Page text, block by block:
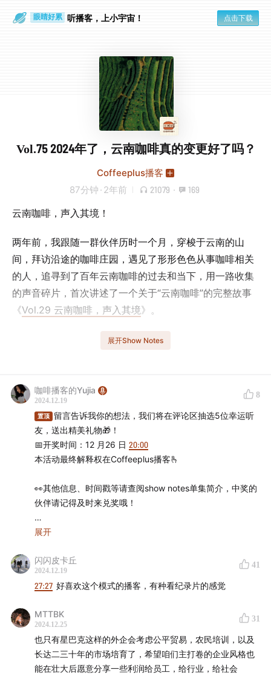
眼睛好累 听播客，上小宇宙！ 点击下载
Vol.75 2024年了，云南咖啡真的变更好了吗？
Coffeeplus播客
87分钟 · 2年前 21079 · 169
云南咖啡，声入其境！
两年前，我跟随一群伙伴历时一个月，穿梭于云南的山
间，拜访沿途的咖啡庄园，遇见了形形色色从事咖啡相关
的人，追寻到了百年云南咖啡的过去和当下，用一路收集
的声音碎片，首次讲述了一个关于“云南咖啡”的完整故事
《Vol.29 云南咖啡，声入其境》。
后来，我又数次造访云南，诧异于每次都能看到一片全新
覆！这些年，随着国内咖啡市场的火热，云南咖啡被赋予
了更多意义和机会。你会不会好奇，2024年了，云南咖啡
真的变得更好了吗？
这次跟着星巴克回云南，重逢了晴开农场的晴开大哥，也
事，云南咖啡在过去三十年里的浮沉起落，伴随着这些咖
农们大半人生的喜怒哀乐，就犹如一幅画卷在我面前徐徐
展开...
蔡晴开 普洱晴开咖啡农场
马孝金 孟连宏香咖啡
叶萍 孟连天宇咖啡农民专业合作社
刘晓蓉 西双版纳曼果塘咖啡
展开Show Notes
咖啡播客的Yujia
2024.12.19
8
置顶
留言告诉我你的想法，我们将在评论区抽选5位幸运听
友，送出精美礼物🎁！
📅开奖时间：12 月26 日 20:00
本活动最终解释权在Coffeeplus播客🫰
👀其他信息、时间戳等请查阅show notes单集简介，中奖的
伙伴请记得及时来兑奖哦！
相关单集：
💡最新付费单集：
啡？
冲咖啡课》
上榜2023年小宇宙年度付费内容，非常感谢大
家的支持！
展开
闪闪皮卡丘
2024.12.19
41
27:27 好喜欢这个模式的播客，有种看纪录片的感觉
MTTBK
2024.12.25
31
也只有星巴克这样的外企会考虑公平贸易，农民培训，以及
长达二三十年的市场培育了，希望咱们主打卷的企业风格也
能在壮大后愿意分享一些利润给员工，给行业，给社会